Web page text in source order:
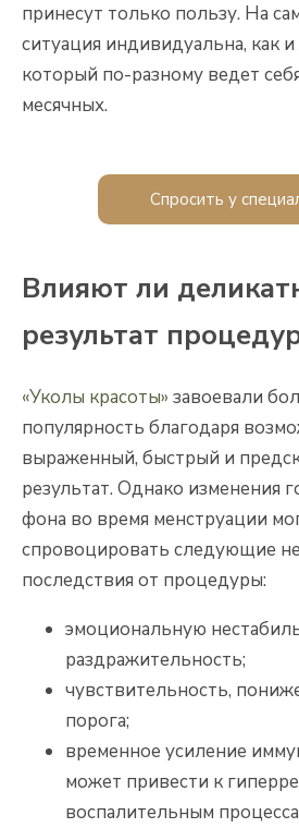
принесут только пользу. На
ситуация индивидуальна, как
который по-разному ведет
месячных.
Спросить у
Влияют ли
результат
«Уколы красоты» завоевали
популярность благодаря
выраженный, быстрый и
результат. Однако изменения
фона во время менструации
спровоцировать следующие
последствия от процедуры:
эмоциональную
раздражительность;
чувствительность,
порога;
временное усиление
может привести к
воспалительным